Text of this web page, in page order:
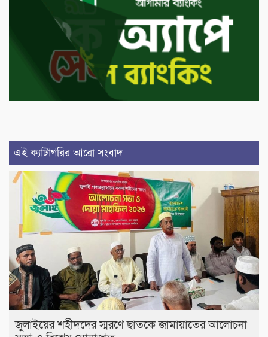
এই ক্যাটাগরির আরো সংবাদ
জুলাইয়ের শহীদদের স্মরণে ছাতকে জামায়াতের আলোচনা